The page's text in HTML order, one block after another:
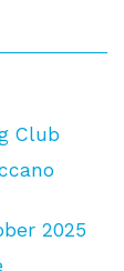
Club
2025